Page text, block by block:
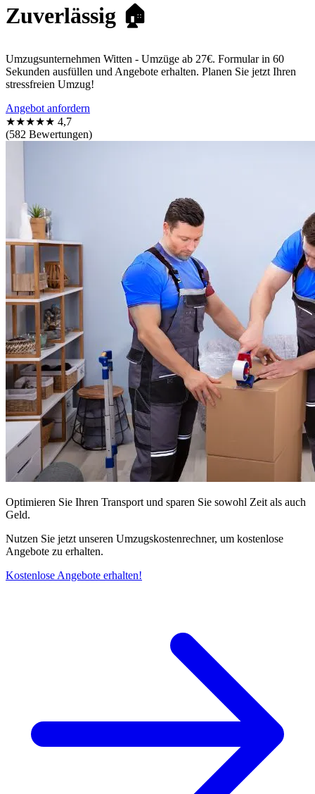
Zuverlässig 🏠
Umzugsunternehmen Witten - Umzüge ab 27€. Formular in 60
Sekunden ausfüllen und Angebote erhalten. Planen Sie jetzt Ihren
stressfreien Umzug!
Angebot anfordern
★★★★★ 4,7
(582 Bewertungen)
Optimieren Sie Ihren Transport und sparen Sie sowohl Zeit als auch
Geld.
Nutzen Sie jetzt unseren Umzugskostenrechner, um kostenlose
Angebote zu erhalten.
Kostenlose Angebote erhalten!